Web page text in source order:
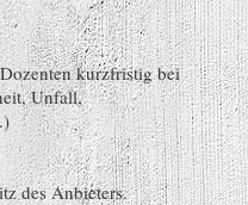
kurzfristig bei
Unfall,
usw.)
des Anbieters.